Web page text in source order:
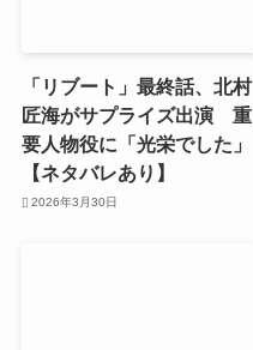
「リブート」最終話、北村
匠海がサプライズ出演 重
要人物役に「光栄でした」
【ネタバレあり】
2026年3月30日